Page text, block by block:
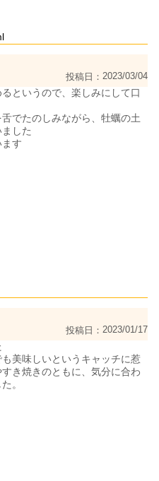
投稿日 2023/03/04
というので、楽しみにして口
でたのしみながら、牡蠣の土
した
す
投稿日 2023/01/17
美味しいというキャッチに惹
き焼きのともに、気分に合わ
。